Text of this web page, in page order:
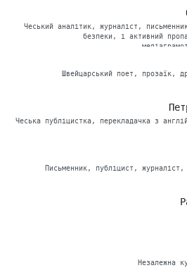
Чеський аналітик, журналіст,
безпеки, і активний
Швейцарський поет, прозаїк,
Чеська публіцистка, перекладачка з
Письменник, публіцист,
Незалежна